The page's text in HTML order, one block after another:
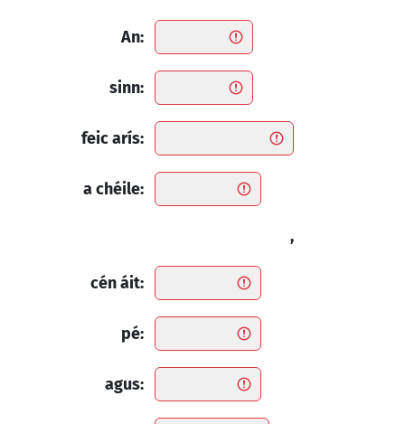
An:
sinn:
feic arís:
a chéile:
,
cén áit:
pé:
agus: